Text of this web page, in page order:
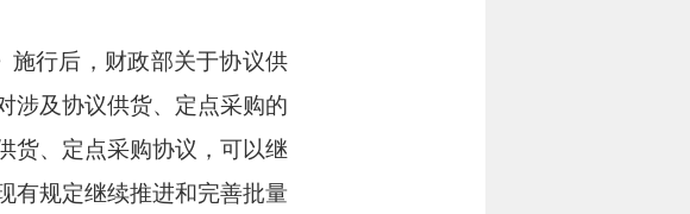
施行后， 财政部关于协议供
涉及协议供货、定点采购的
货、定点采购协议 ，可以继
有规定继续推进和完善批量